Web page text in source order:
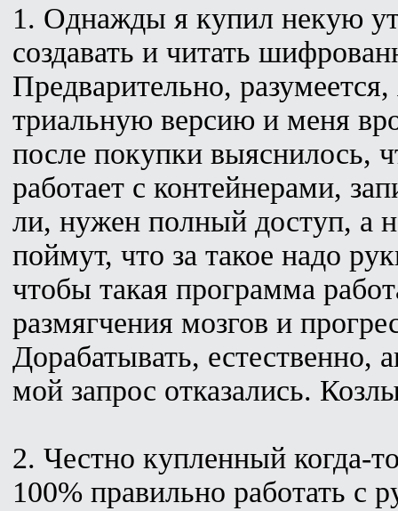
1. Однажды я купил некую
создавать и читать
Предварительно,
триальную версию и меня
после покупки выяснилось,
работает с контейнерами,
ли, нужен полный доступ, а
поймут, что за такое надо
чтобы такая программа
размягчения мозгов и
Дорабатывать, естественно,
мой запрос отказались.
2. Честно купленный когда-
100% правильно работать